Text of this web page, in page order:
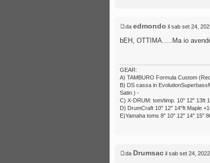
da edmondo il sab set 24,
bEH, OTTIMA.....Ma io
GEAR:
A) TAMBURO Formula Custom
B) DS cassa in
Satin ) -
C) X-DRUM: tom/timp. 10" 12" 13ft
D) DrumCraft 10" 12" 14"ft Maple
E)Yamaha toms 8" 10" 12" 14" 15"
da Drumsac il sab set 24,